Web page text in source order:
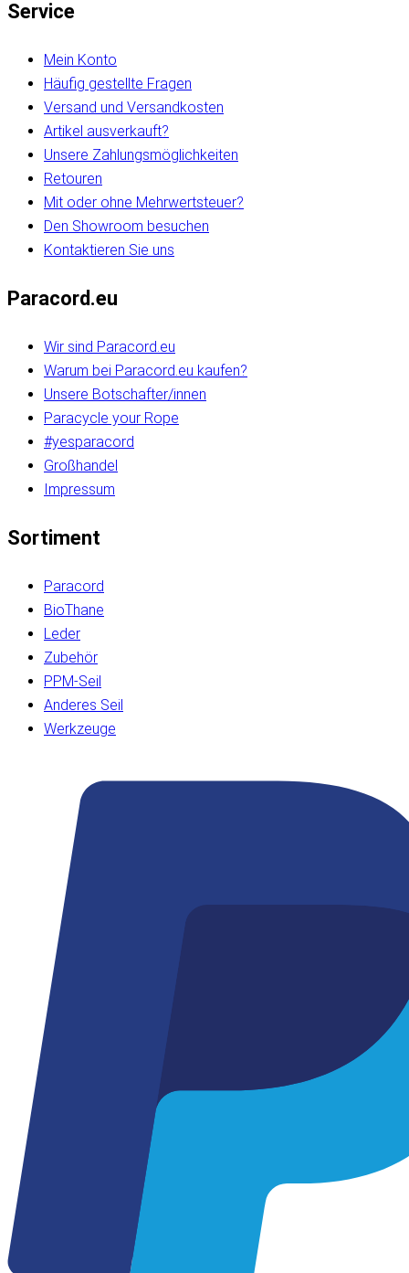
Service
Mein Konto
Häufig gestellte Fragen
Versand und Versandkosten
Artikel ausverkauft?
Unsere Zahlungsmöglichkeiten
Retouren
Mit oder ohne Mehrwertsteuer?
Den Showroom besuchen
Kontaktieren Sie uns
Paracord.eu
Wir sind Paracord.eu
Warum bei Paracord.eu kaufen?
Unsere Botschafter/innen
Paracycle your Rope
#yesparacord
Großhandel
Impressum
Sortiment
Paracord
BioThane
Leder
Zubehör
PPM-Seil
Anderes Seil
Werkzeuge